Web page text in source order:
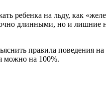
ребенка на льду, как
длинными, но и лишние
правила поведения на
можно на 100%.